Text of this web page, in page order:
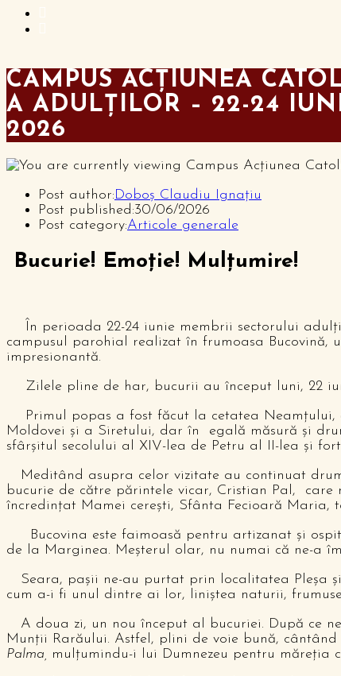
CAMPUS ACȚIUNEA
A ADULȚILOR – 22-24
2026
Post author:Doboș Claudiu Ignațiu
Post published:30/06/2026
Post category:Articole generale
Bucurie! Emoție! Mulțumire!
În perioada 22-24 iunie membrii sectorului
campusul parohial realizat în frumoasa Bucovină,
impresionantă.
Zilele pline de har, bucurii au început luni, 22
Primul popas a fost făcut la cetatea Neamțului,
Moldovei și a Siretului, dar în egală măsură și
sfârșitul secolului al XIV-lea de Petru al II-lea și
Meditând asupra celor vizitate au continuat
bucurie de către părintele vicar, Cristian Pal, care
încredințat Mamei cerești, Sfânta Fecioară
Bucovina este faimoasă pentru artizanat și
de la Marginea. Meșterul olar, nu numai că ne-a
Seara, pașii ne-au purtat prin localitatea Pleșa
cum a-i fi unul dintre ai lor, liniștea naturii,
A doua zi, un nou început al bucuriei. După ce
Munții Rarăului. Astfel, plini de voie bună,
Palma,
mulțumindu-i lui Dumnezeu pentru măreția